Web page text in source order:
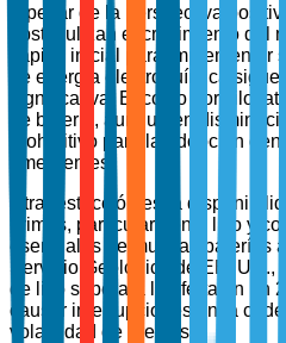
A pesar de la perspectiva
obstaculizan el crecimiento del
capital inicial para implementar
de energía electroquímica
significativa. El costo por
de batería, aunque en
prohibitivo para la adopción
emergentes.
Otra restricción es la
primas, particularmente litio y
esenciales de muchas baterías
Servicio Geológico de EE. UU.,
de litio superará la oferta en un
causar interrupciones en la
volatilidad de precios.